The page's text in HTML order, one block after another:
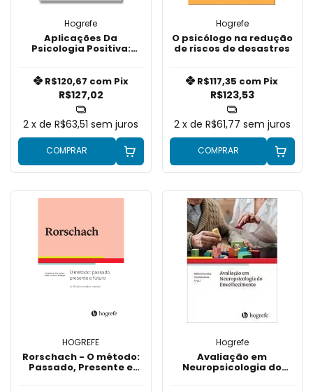
Hogrefe
Aplicações Da
Psicologia Positiva:
R$127,02
R$120,67 com Pix
2 x deR$63,51 sem juros
COMPRAR
Hogrefe
O psicólogo na redução
de riscos de desastres
R$123,53
R$117,35 com Pix
2 x de R$61,77 sem juros
COMPRAR
HOGREFE
Rorschach - O método:
Passado, Presente e
Hogrefe
Avaliação em
Neuropsicologia do